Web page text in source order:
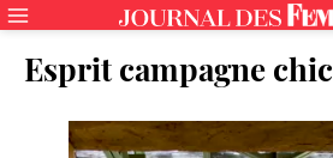
Esprit campagne chic